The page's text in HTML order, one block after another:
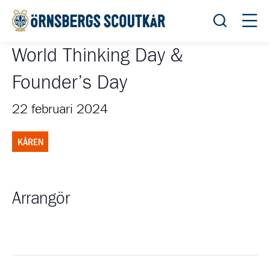
Öppna
World Thinking Day &
Founder’s Day
22 februari 2024
KÅREN
Arrangör